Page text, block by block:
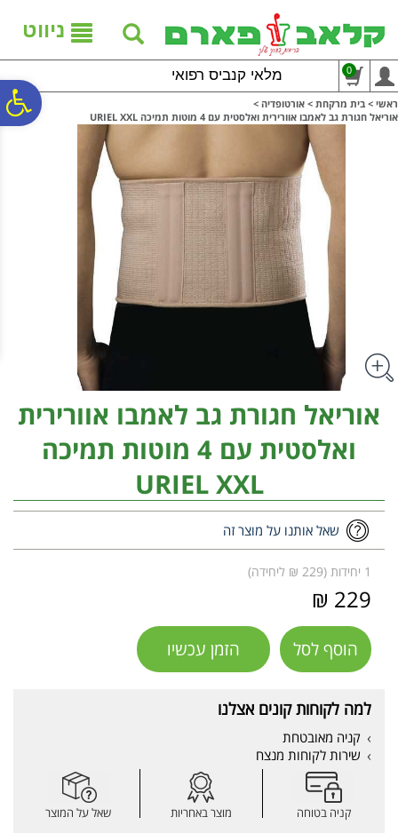
נגישות
אתר
המרכזי
ניווט
מלאי קנביס רפואי 0
ראשי > בית מרקחת > אורטופדיה >
אוריאל חגורת גב לאמבו אוורירית ואלסטית עם 4 מוטות תמיכה URIEL XXL
אוריאל חגורת גב לאמבו אוורירית
ואלסטית עם 4 מוטות תמיכה
URIEL XXL
שאל אותנו על מוצר זה
1 יחידות (229 ₪ ליחידה)
229 ₪
הוסף לסל הזמן עכשיו
למה לקוחות קונים אצלנו
קניה מאובטחת
שירות לקוחות מנצח
קניה בטוחה מוצר באחריות שאל על המוצר